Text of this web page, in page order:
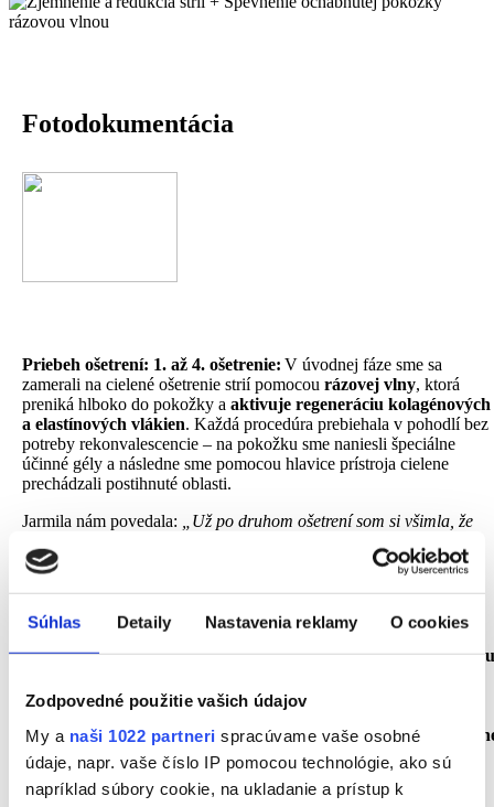
Súhlas Detaily Nastavenia reklamy O cookies
Zodpovedné použitie vašich údajov
My a naši 1022 partneri spracúvame vaše osobné
údaje, napr. vaše číslo IP pomocou technológie, ako sú
napríklad súbory cookie, na ukladanie a prístup k
Fotodokumentácia
Priebeh ošetrení: 1. až 4. ošetrenie: V úvodnej fáze sme sa
zamerali na cielené ošetrenie strií pomocou rázovej vlny, ktorá
preniká hlboko do pokožky a aktivuje regeneráciu kolagénových
a elastínových vlákien. Každá procedúra prebiehala v pohodlí bez
potreby rekonvalescencie – na pokožku sme naniesli špeciálne
účinné gély a následne sme pomocou hlavice prístroja cielene
prechádzali postihnuté oblasti.
Jarmila nám povedala:
„Už po druhom ošetrení som si všimla, že
som obavy, že to bude bolieť, ale bolo to úplne v pohode – jemné,
príjemné teplo a pocit, že konečne robím niečo pre seba.“
Výsledky:Po absolvovaní prvýchštyroch ošetrení rázovou vlnou
Strie v oblasti brucha sa zjemnili, stratili svoju ostrosť a začali
blednúť
, čím splývali s okolitou pokožkou.
pevnejšiu a hladšiu štruktúru, pôsobila jednotnejšie a bola
pružnejšia na dotyk.
Vďaka stimulácii mikrocirkulácie a bunkovej obnovy sa začala